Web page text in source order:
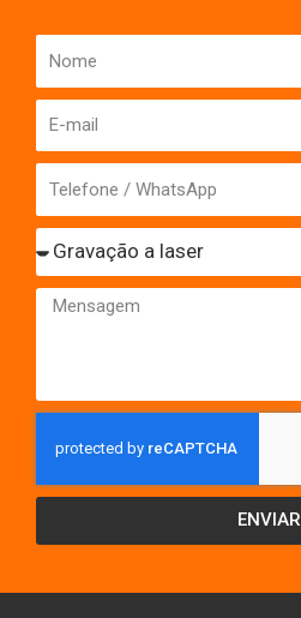
Nome
E-
mail
Telefone
/
WhatsApp
Tipo
de
Serviço
Mensagem
ENVIAR